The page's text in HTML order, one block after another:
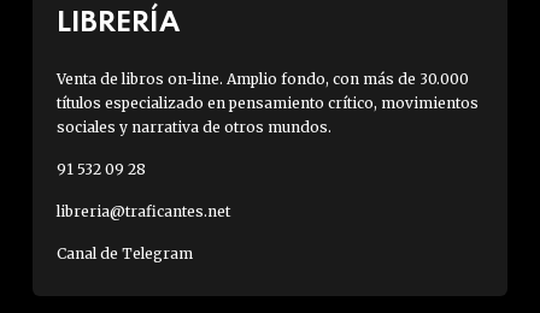
LIBRERÍA
Venta de libros on-line. Amplio fondo, con más de 30.000
títulos especializado en pensamiento crítico, movimientos
sociales y narrativa de otros mundos.
91 532 09 28
libreria@traficantes.net
Canal de Telegram